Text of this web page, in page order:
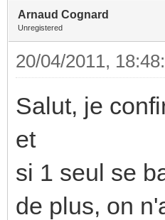
Arnaud Cognard
Unregistered
20/04/2011,
Salut, je
et
si 1 seul se
de plus, on